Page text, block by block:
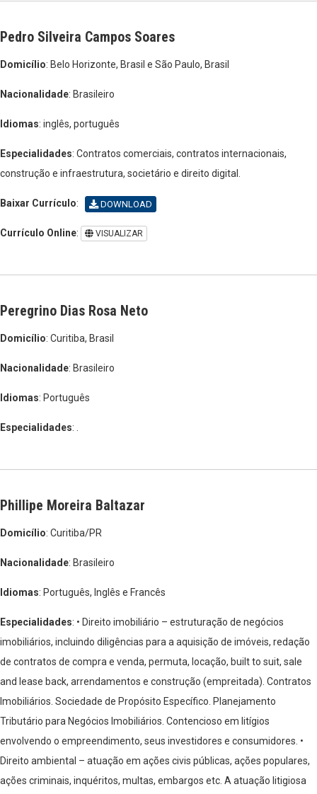
Pedro Silveira Campos Soares
Domicílio: Belo Horizonte, Brasil e São Paulo, Brasil
Nacionalidade: Brasileiro
Idiomas: inglês, português
Especialidades: Contratos comerciais, contratos internacionais,
construção e infraestrutura, societário e direito digital.
Baixar Currículo: DOWNLOAD
Currículo Online: VISUALIZAR
Peregrino Dias Rosa Neto
Domicílio: Curitiba, Brasil
Nacionalidade: Brasileiro
Idiomas: Português
Especialidades: .
Phillipe Moreira Baltazar
Domicílio: Curitiba/PR
Nacionalidade: Brasileiro
Idiomas: Português, Inglês e Francês
Especialidades: • Direito imobiliário – estruturação de negócios
imobiliários, incluindo diligências para a aquisição de imóveis, redação
de contratos de compra e venda, permuta, locação, built to suit, sale
and lease back, arrendamentos e construção (empreitada). Contratos
Imobiliários. Sociedade de Propósito Específico. Planejamento
Tributário para Negócios Imobiliários. Contencioso em litígios
envolvendo o empreendimento, seus investidores e consumidores. •
Direito ambiental – atuação em ações civis públicas, ações populares,
ações criminais, inquéritos, multas, embargos etc. A atuação litigiosa